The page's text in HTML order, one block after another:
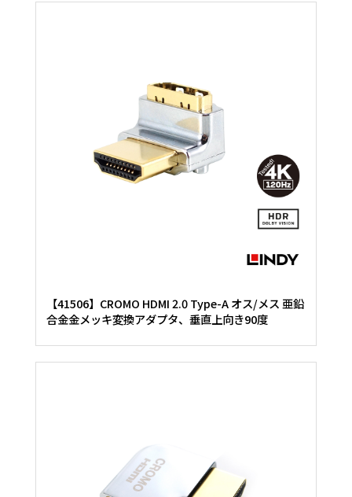
【41506】CROMO HDMI 2.0 Type-A オス/メス 亜鉛
合金金メッキ変換アダプタ、垂直上向き90度